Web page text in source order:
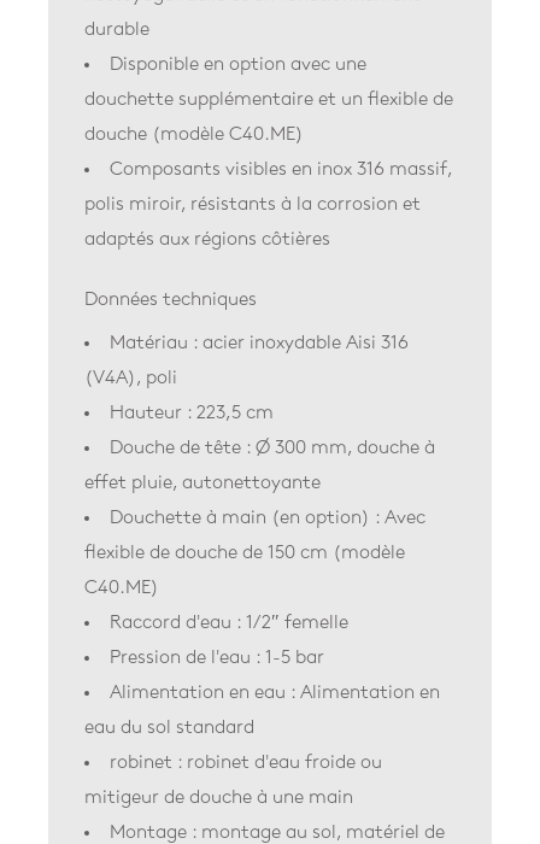
durable
Disponible en option avec une
douchette supplémentaire et un flexible de
douche (modèle C40.ME)
Composants visibles en inox 316 massif,
polis miroir, résistants à la corrosion et
adaptés aux régions côtières
Données techniques
Matériau : acier inoxydable Aisi 316
(V4A), poli
Hauteur : 223,5 cm
Douche de tête : Ø 300 mm, douche à
effet pluie, autonettoyante
Douchette à main (en option) : Avec
flexible de douche de 150 cm (modèle
C40.ME)
Raccord d'eau : 1/2″ femelle
Pression de l'eau : 1-5 bar
Alimentation en eau : Alimentation en
eau du sol standard
robinet : robinet d'eau froide ou
mitigeur de douche à une main
Montage : montage au sol, matériel de